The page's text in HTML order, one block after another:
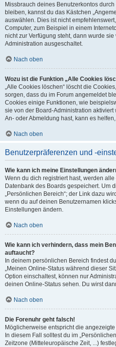
Missbrauch deines Benutzerkontos
bleiben, kannst du das Kästchen
auswählen. Dies ist nicht
Computer, zum Beispiel in einem
nicht zur Verfügung steht, dann wurde
Administration ausgeschaltet.
Nach oben
Wozu ist die Funktion „Alle Cookies
„Alle Cookies löschen“ löscht die
sorgen, dass du im Forum angemeldet
Cookies einige Funktionen, wie
sie von der Board-Administration
An- oder Abmeldung hast, kann es
Nach oben
Benutzerpräferenzen und -
Wie kann ich meine Einstellungen
Wenn du dich registriert hast, werden
Datenbank des Boards gespeichert. Um
„Persönlichen Bereich“; der Link dazu
wenn du auf deinen Benutzernamen
Einstellungen ändern.
Nach oben
Wie kann ich verhindern, dass mein
auftaucht?
In deinem persönlichen Bereich findest
„Meinen Online-Status während dieser
Option einschaltest, können nur
deinen Online-Status sehen. Du wirst
Nach oben
Die Forenuhr geht falsch!
Möglicherweise entspricht die
In diesem Fall solltest du im
Zeitzone (Mitteleuropäische Zeit, ...)